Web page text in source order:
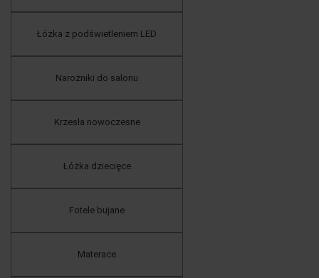
Łóżka z podświetleniem LED
Narożniki do salonu
Krzesła nowoczesne
Łóżka dziecięce
Fotele bujane
Materace